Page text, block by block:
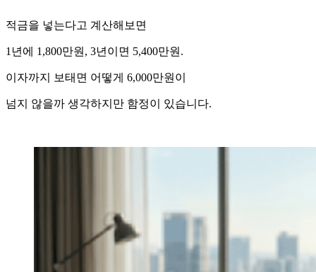
적금을 넣는다고 계산해보면
1년에 1,800만원, 3년이면 5,400만원.
이자까지 보태면 어떻게 6,000만원이
넘지 않을까 생각하지만 함정이 있습니다.